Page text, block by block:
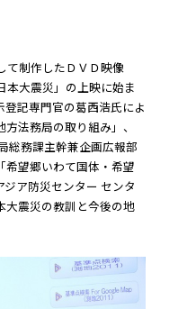
て制作したＤＶＤ映像
本大震災」の上映に始ま
記専門官の葛西浩氏によ
法務局の取り組み」、
総務課主幹兼企画広報部
希望郷いわて国体・希望
ア防災センター センタ
大震災の教訓と今後の地